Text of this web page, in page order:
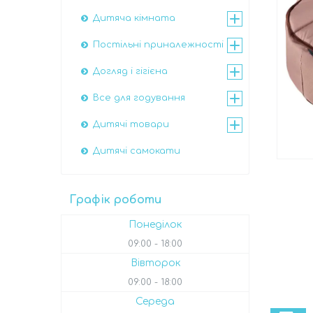
Дитяча кімната
Постільні приналежності
Догляд і гігієна
Все для годування
Дитячі товари
Дитячі самокати
Графік роботи
Понеділок
09:00 18:00
Вівторок
09:00 18:00
Середа